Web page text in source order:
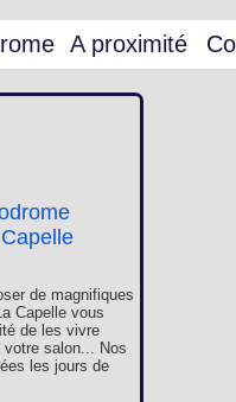
A proximité
de magnifiques
Capelle vous
de les vivre
salon... Nos
les jours de